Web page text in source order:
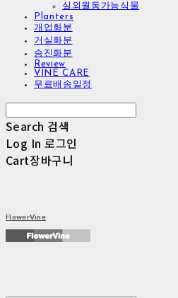
실외월동가능식물
Planters
개업화분
거실화분
승진화분
Review
VINE CARE
무료배송일정
Search 검색
Log In 로그인
Cart장바구니
FlowerVine